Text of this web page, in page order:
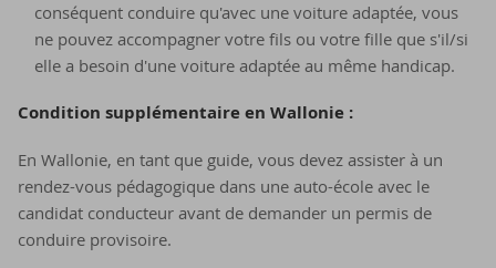
conséquent conduire qu'avec une voiture adaptée, vous
ne pouvez accompagner votre fils ou votre fille que s'il/si
elle a besoin d'une voiture adaptée au même handicap.
Condition supplémentaire en Wallonie :
En Wallonie, en tant que guide, vous devez assister à un
rendez-vous pédagogique dans une auto-école avec le
candidat conducteur avant de demander un permis de
conduire provisoire.